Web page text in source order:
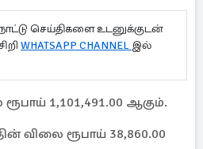
செய்திகளை உடனுக்குடன்
WHATSAPP CHANNEL இல்
1,101,491.00 ஆகும்.
விலை ரூபாய் 38,860.00